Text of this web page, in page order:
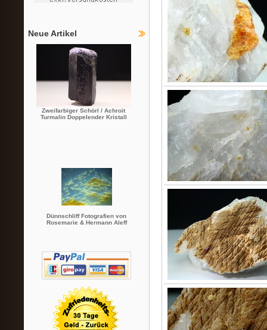
Neue Artikel
Zweifarbiger Schörl / Achroit
Turmalin Doppelender Kristall
Dünnschliff Fotografien von
Rosemarie & Hermann Aleff